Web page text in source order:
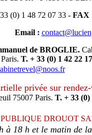
(0) 1 48 72 07 33 - FAX
Email :
de BROGLIE.
T. + 33 (0) 1 42 22
privée sur
75007 Paris. T. + 33 (0)
DROUOT
à 18 h et le matin de